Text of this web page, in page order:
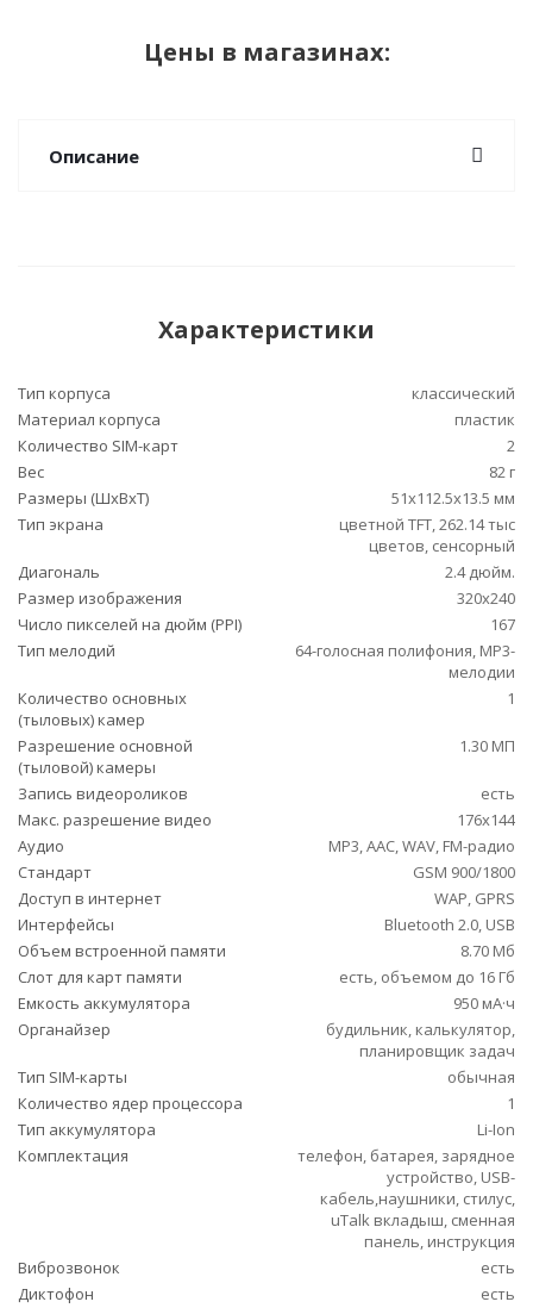
Цены в магазинах:
Описание
Характеристики
Тип корпуса
классический
Материал корпуса
пластик
Количество SIM-карт
2
Вес
82 г
Размеры (ШxВxТ)
51x112.5x13.5 мм
Тип экрана
цветной TFT, 262.14 тыс
цветов, сенсорный
Диагональ
2.4 дюйм.
Размер изображения
320x240
Число пикселей на дюйм (PPI)
167
Тип мелодий
64-голосная полифония, MP3-
мелодии
Количество основных
(тыловых) камер
1
Разрешение основной
(тыловой) камеры
1.30 МП
Запись видеороликов
есть
Макс. разрешение видео
176x144
Аудио
MP3, AAC, WAV, FM-радио
Стандарт
GSM 900/1800
Доступ в интернет
WAP, GPRS
Интерфейсы
Bluetooth 2.0, USB
Объем встроенной памяти
8.70 Мб
Слот для карт памяти
есть, объемом до 16 Гб
Емкость аккумулятора
950 мА·ч
Органайзер
будильник, калькулятор,
планировщик задач
Тип SIM-карты
обычная
Количество ядер процессора
1
Тип аккумулятора
Li-Ion
Комплектация
телефон, батарея, зарядное
устройство, USB-
кабель,наушники, стилус,
uTalk вкладыш, сменная
панель, инструкция
Виброзвонок
есть
Диктофон
есть